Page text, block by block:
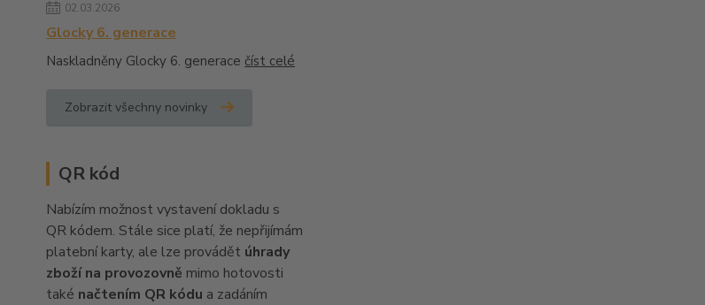
02.03.2026
Glocky 6. generace
Naskladněny Glocky 6. generace číst celé
Zobrazit všechny novinky
QR kód
Nabízím možnost vystavení dokladu s
QR kódem. Stále sice platí, že nepřijímám
platební karty, ale lze provádět úhrady
zboží na provozovně mimo hotovosti
také načtením QR kódu a zadáním